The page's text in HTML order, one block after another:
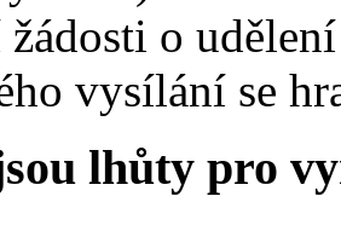
žádosti o
vysílání se
lhůty pro